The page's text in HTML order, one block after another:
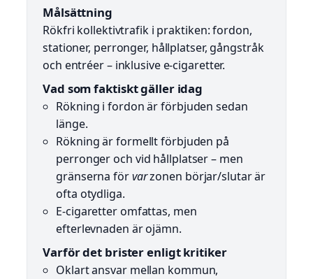
Målsättning
Rökfri kollektivtrafik i praktiken: fordon,
stationer, perronger, hållplatser, gångstråk
och entréer – inklusive e-cigaretter.
Vad som faktiskt gäller idag
Rökning i fordon är förbjuden sedan
länge.
Rökning är formellt förbjuden på
perronger och vid hållplatser – men
gränserna förvarzonen börjar/slutar är
ofta otydliga.
E-cigaretter omfattas, men
efterlevnaden är ojämn.
Varför det brister enligt kritiker
Oklart ansvar mellan kommun,